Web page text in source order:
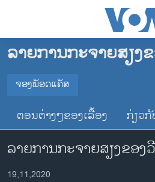
ເຂົ້າ
ຂ້າມ
ໄປ
ຊອກ
ຄົ້ນ
ໂຮມເພຈ
ລາວ
ອາເມຣິກາ
ການເລືອກຕັ້ງ ປະທານາທີບໍດີ ສະຫະລັດ
ຂ່າວ​ຈີນ
ໂລກ
ລາຍການກະຈາຍສຽງ
ຈອງພັອດແຄັສ
ຈອງພັອດແຄັສ
ຕອນຕ່າງໆຂອງເລື້ອງ ກ່ຽວ
ລາຍການກະຈາຍສຽງຂອງ
19,11,2020